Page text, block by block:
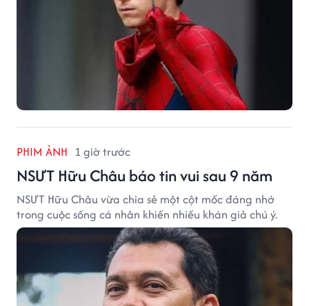
PHIM ẢNH 1 giờ trước
NSƯT Hữu Châu báo tin vui sau 9 năm
NSƯT Hữu Châu vừa chia sẻ một cột mốc đáng nhớ
trong cuộc sống cá nhân khiến nhiều khán giả chú ý.